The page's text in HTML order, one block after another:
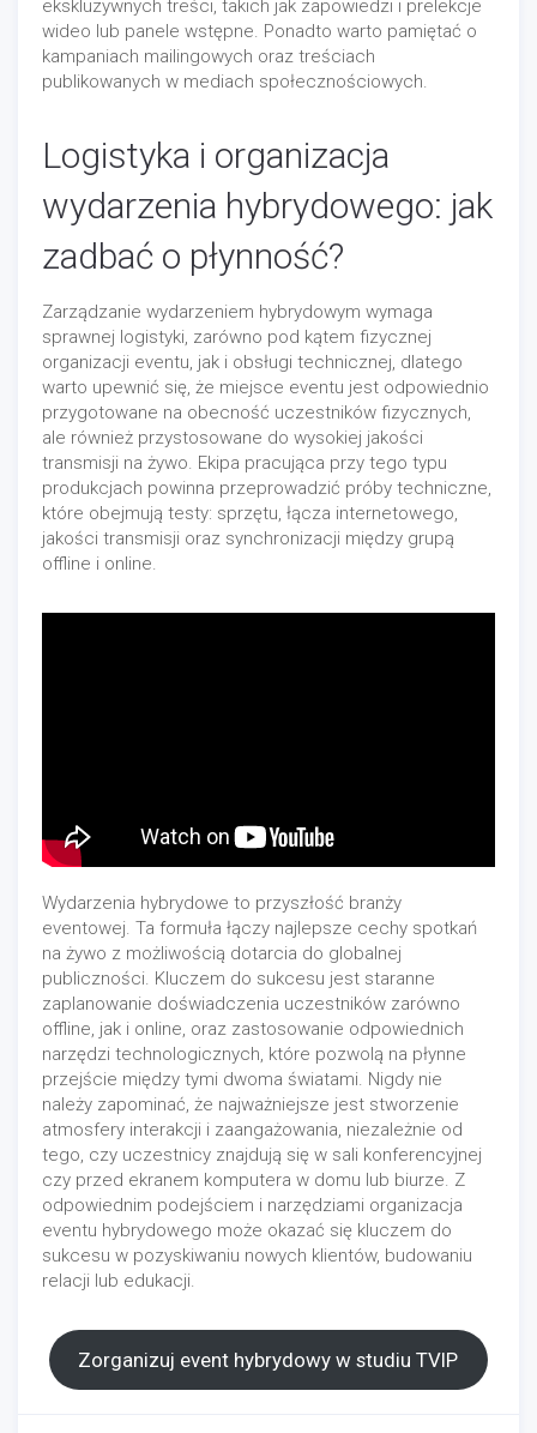
ekskluzywnych treści, takich jak zapowiedzi i prelekcje
wideo lub panele wstępne. Ponadto warto pamiętać o
kampaniach mailingowych oraz treściach
publikowanych w mediach społecznościowych.
Logistyka i organizacja
wydarzenia hybrydowego: jak
zadbać o płynność?
Zarządzanie wydarzeniem hybrydowym wymaga
sprawnej logistyki, zarówno pod kątem fizycznej
organizacji eventu, jak i obsługi technicznej, dlatego
warto upewnić się, że miejsce eventu jest odpowiednio
przygotowane na obecność uczestników fizycznych,
ale również przystosowane do wysokiej jakości
transmisji na żywo. Ekipa pracująca przy tego typu
produkcjach powinna przeprowadzić próby techniczne,
które obejmują testy: sprzętu, łącza internetowego,
jakości transmisji oraz synchronizacji między grupą
offline i online.
Wydarzenia hybrydowe to przyszłość branży
eventowej. Ta formuła łączy najlepsze cechy spotkań
na żywo z możliwością dotarcia do globalnej
publiczności. Kluczem do sukcesu jest staranne
zaplanowanie doświadczenia uczestników zarówno
offline, jak i online, oraz zastosowanie odpowiednich
narzędzi technologicznych, które pozwolą na płynne
przejście między tymi dwoma światami. Nigdy nie
należy zapominać, że najważniejsze jest stworzenie
atmosfery interakcji i zaangażowania, niezależnie od
tego, czy uczestnicy znajdują się w sali konferencyjnej
czy przed ekranem komputera w domu lub biurze. Z
odpowiednim podejściem i narzędziami organizacja
eventu hybrydowego może okazać się kluczem do
sukcesu w pozyskiwaniu nowych klientów, budowaniu
relacji lub edukacji.
Zorganizuj event hybrydowy w studiu TVIP